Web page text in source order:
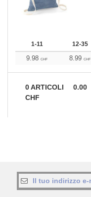
1-11 12-35
9.98 CHF 8.99 CHF
0ARTICOLI
0.00
CHF